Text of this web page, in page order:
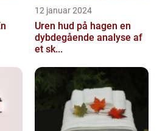
12 januar 2024
Uren hud på hagen en
dybdegående analyse af
et sk...